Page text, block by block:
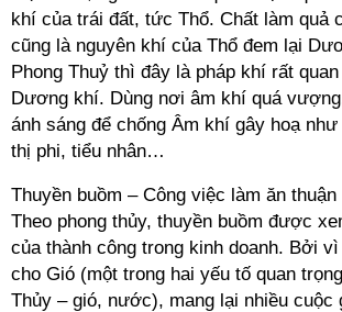
khí của trái đất, tức Thổ. Chất làm quả
cũng là nguyên khí của Thổ đem lại
Phong Thuỷ thì đây là pháp khí rất
Dương khí. Dùng nơi âm khí quá
ánh sáng để chống Âm khí gây hoạ
thị phi, tiểu nhân…
Thuyền buồm – Công việc làm ăn
Theo phong thủy, thuyền buồm được
của thành công trong kinh doanh. Bởi
cho Gió (một trong hai yếu tố quan
Thủy – gió, nước), mang lại nhiều cuộc